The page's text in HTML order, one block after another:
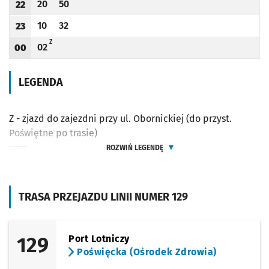
TRASA PRZEJAZDU LINII NUMER 129
129
Port Lotniczy
Poświęcka (Ośrodek Zdrowia)
Godzina odjazdu
22
Odjazd
20
minut po godzinie 22
Odjazd
50
minut po godzinie 22
Godzina odjazdu
23
Odjazd
10
minut po godzinie 23
Odjazd
32
minut po godzinie 23
Godzina odjazdu
00
Odjazd
02
minut po godzinie 00
ZZ - ZJAZD DO ZAJEZDNI PRZY UL. OBORNICKIEJ (DO PRZYST. POŚWIĘTNE PO
LEGENDA
Z - zjazd do zajezdni przy ul. Obornickiej (do przyst.
Poświętne po trasie)
ROZWIŃ LEGENDĘ